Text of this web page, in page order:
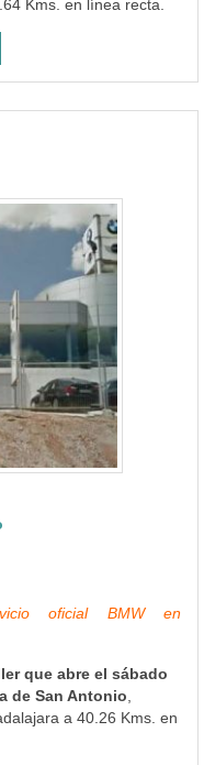
Kms. en línea recta.
oficial BMW en
que abre el sábado
de San Antonio
a 40.26 Kms. en